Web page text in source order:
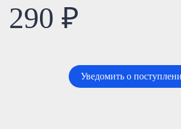
290 ₽
Уведомить о